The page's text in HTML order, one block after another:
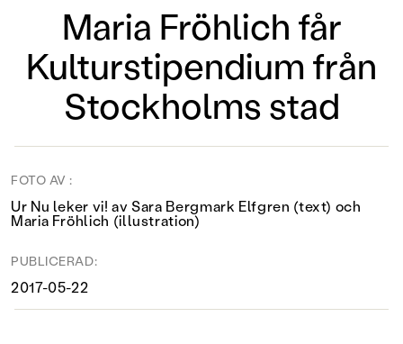
Maria Fröhlich får
Kulturstipendium från
Stockholms stad
FOTO AV :
Ur Nu leker vi! av Sara Bergmark Elfgren (text) och
Maria Fröhlich (illustration)
PUBLICERAD:
2017-05-22